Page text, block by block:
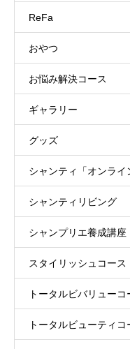
ReFa
おやつ
お悩み解決コース
ギャラリー
グッズ
シャンティ「オンライ
シャンティリビング
シャンプリエ養成講座
スタイリッシュコース
トータルビバリューコ
トータルビューティコ